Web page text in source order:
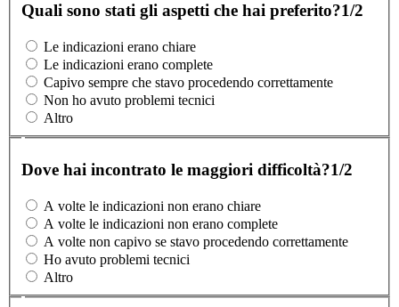
Quali sono stati gli aspetti che hai preferito?1/2
Le indicazioni erano chiare
Le indicazioni erano complete
Capivo sempre che stavo procedendo correttamente
Non ho avuto problemi tecnici
Altro
Dove hai incontrato le maggiori difficoltà?1/2
A volte le indicazioni non erano chiare
A volte le indicazioni non erano complete
A volte non capivo se stavo procedendo correttamente
Ho avuto problemi tecnici
Altro